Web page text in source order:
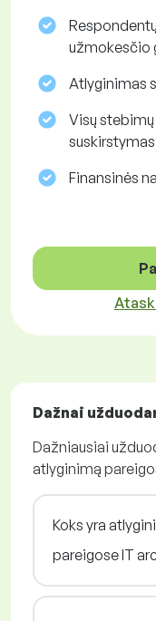
užmokesčio
Atlyginimas
Visų
suskirstymas
Finansinės
Dažnai
Dažniausiai
atlyginimą
Koks yra
pareigose IT